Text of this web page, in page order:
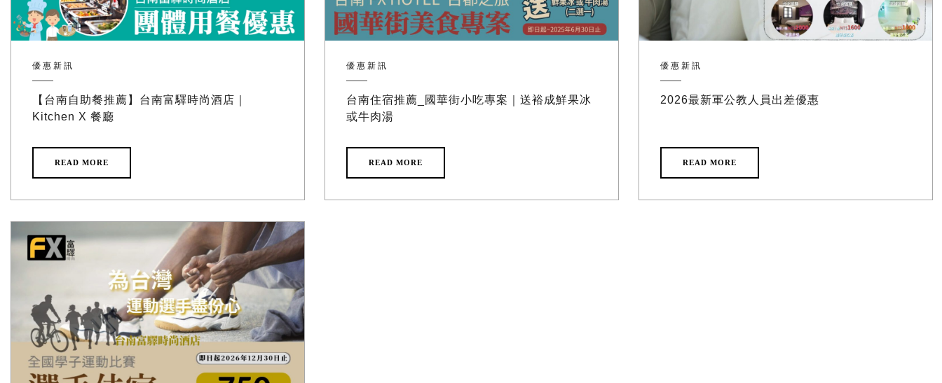
優惠新訊
【台南自助餐推薦】台南富驛時尚酒店｜
Kitchen X 餐廳
READ MORE
優惠新訊
台南住宿推薦_國華街小吃專案｜送裕成鮮果冰
或牛肉湯
READ MORE
優惠新訊
2026最新軍公教人員出差優惠
READ MORE